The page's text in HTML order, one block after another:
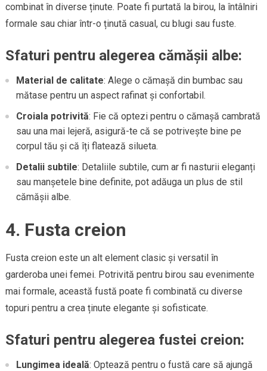
combinat în diverse ținute. Poate fi purtată la birou, la întâlniri
formale sau chiar într-o ținută casual, cu blugi sau fuste.
Sfaturi pentru alegerea cămășii albe:
Material de calitate: Alege o cămașă din bumbac sau
mătase pentru un aspect rafinat și confortabil.
Croiala potrivită: Fie că optezi pentru o cămașă cambrată
sau una mai lejeră, asigură-te că se potrivește bine pe
corpul tău și că îți flatează silueta.
Detalii subtile: Detaliile subtile, cum ar fi nasturii eleganți
sau manșetele bine definite, pot adăuga un plus de stil
cămășii albe.
4. Fusta creion
Fusta creion este un alt element clasic și versatil în
garderoba unei femei. Potrivită pentru birou sau evenimente
mai formale, această fustă poate fi combinată cu diverse
topuri pentru a crea ținute elegante și sofisticate.
Sfaturi pentru alegerea fustei creion:
Lungimea ideală: Optează pentru o fustă care să ajungă